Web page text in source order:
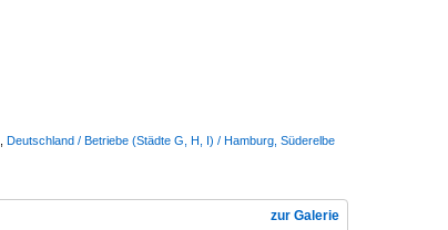
Deutschland / Betriebe (Städte G, H, I) / Hamburg, Süderelbe
zur Galerie